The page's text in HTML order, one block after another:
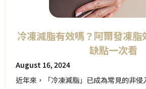
冷凍減脂有效嗎？阿爾發凍
缺點一次看
August 16, 2024
近年來，「冷凍減脂」已成為常見的非侵